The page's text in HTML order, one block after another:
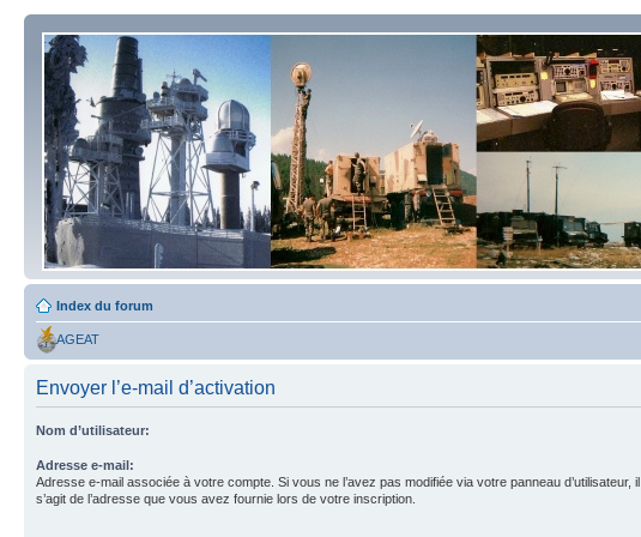
Index du forum
AGEAT
Envoyer l’e-mail d’activation
Nom d’utilisateur:
Adresse e-mail:
Adresse e-mail associée à votre compte. Si vous ne l’avez pas modifiée via votre panneau d’utilisateur, il
s’agit de l’adresse que vous avez fournie lors de votre inscription.